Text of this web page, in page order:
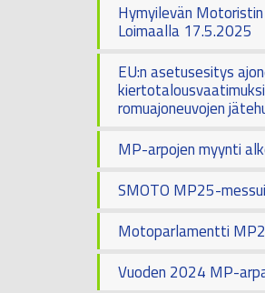
Hymyilevän
Loimaalla 17.5.2025
EU:n asetusesitys
romuajoneuvojen
MP-arpojen myynti
SMOTO MP25-
Motoparlamentti
Vuoden 2024 MP-